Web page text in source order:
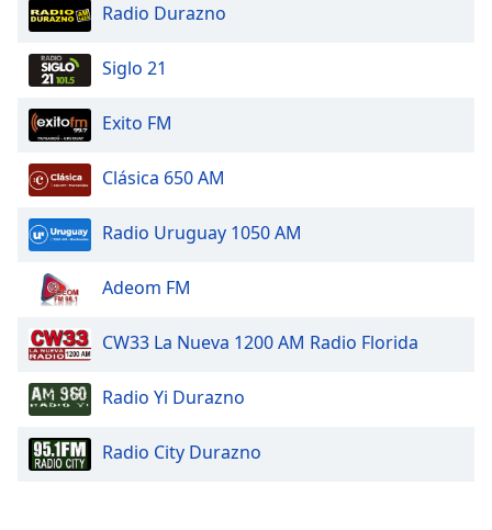
dialog
window.
Radio Durazno
Siglo 21
Exito FM
Clásica 650 AM
Radio Uruguay 1050 AM
Adeom FM
CW33 La Nueva 1200 AM Radio Florida
Radio Yi Durazno
Radio City Durazno